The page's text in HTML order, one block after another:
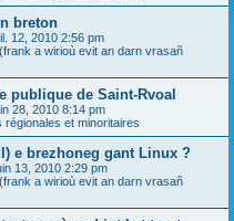
breton
12, 2010 2:56 pm
a wirioù evit an darn vrasañ
publique de Saint-Rvoal
28, 2010 8:14 pm
régionales et minoritaires
e brezhoneg gant Linux ?
13, 2010 2:29 pm
a wirioù evit an darn vrasañ